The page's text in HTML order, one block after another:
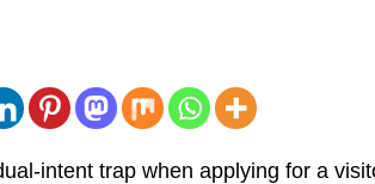
intent trap when applying for a